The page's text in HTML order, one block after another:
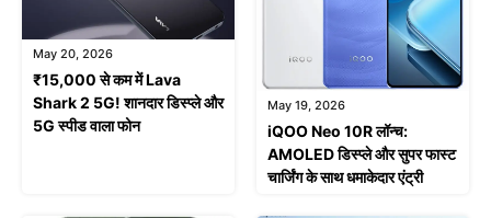
May 20, 2026
₹15,000 से कम में Lava
Shark 2 5G! शानदार डिस्प्ले और
5G स्पीड वाला फोन
May 19, 2026
iQOO Neo 10R लॉन्च:
AMOLED डिस्प्ले और सुपर फास्ट
चार्जिंग के साथ धमाकेदार एंट्री